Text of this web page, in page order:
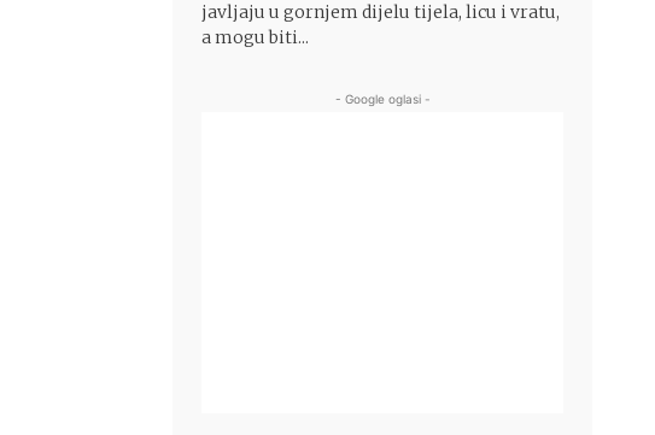
javljaju u gornjem dijelu tijela, licu i vratu,
a mogu biti...
- Google oglasi -